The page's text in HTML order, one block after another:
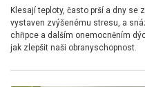
Klesají teploty, často prší a dny se
vystaven zvýšenému stresu, a
chřipce a dalším onemocněním
jak zlepšit naši obranyschopnost.